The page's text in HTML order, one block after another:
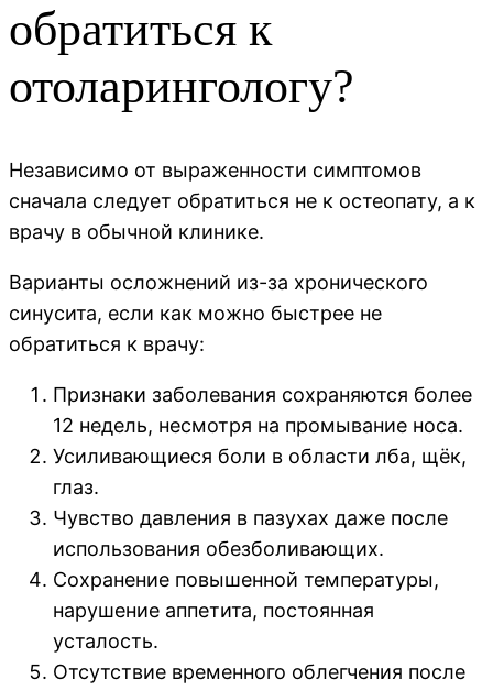
обратиться к
отоларингологу?
Независимо от выраженности симптомов
сначала следует обратиться не к остеопату, а к
врачу в обычной клинике.
Варианты осложнений из-за хронического
синусита, если как можно быстрее не
обратиться к врачу:
Признаки заболевания сохраняются более
12 недель, несмотря на промывание носа.
Усиливающиеся боли в области лба, щёк,
глаз.
Чувство давления в пазухах даже после
использования обезболивающих.
Сохранение повышенной температуры,
нарушение аппетита, постоянная
усталость.
Отсутствие временного облегчения после